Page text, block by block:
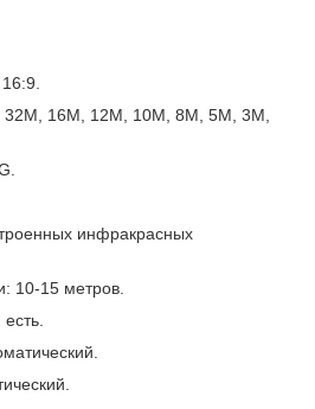
16М, 12M, 10M, 8M, 5M, 3M,
инфракрасных
10-15 метров.